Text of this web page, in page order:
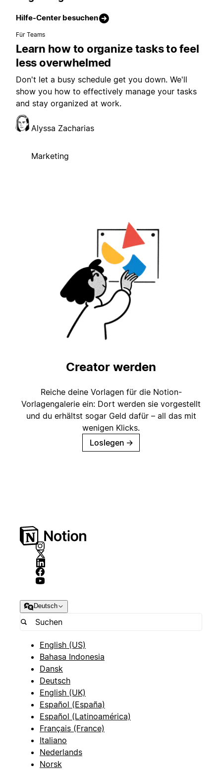
Hilfe-Center besuchen
Für Teams
Learn how to organize tasks to feel
less overwhelmed
Don't let a busy schedule get you down. We'll
show you how to effectively manage your tasks
and stay organized at work.
Alyssa Zacharias
Marketing
Creator werden
Reiche deine Vorlagen für die Notion-
Vorlagengalerie ein: Dort werden sie vorgestellt
und du erhältst sogar Geld dafür – all das mit
wenigen Klicks.
Loslegen →
Deutsch
English (US)
Bahasa Indonesia
Dansk
Deutsch
English (UK)
Español (España)
Español (Latinoamérica)
Français (France)
Italiano
Nederlands
Norsk